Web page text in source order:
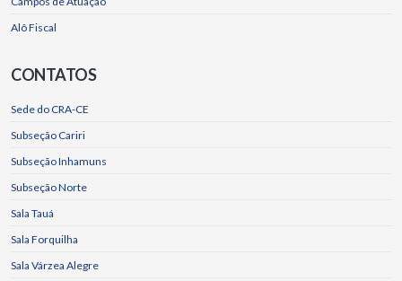
Alô Fiscal
CONTATOS
Sede do CRA-CE
Subseção Cariri
Subseção Inhamuns
Subseção Norte
Sala Tauá
Sala Forquilha
Sala Várzea Alegre